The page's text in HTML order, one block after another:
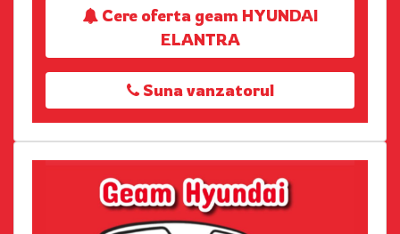
Cere oferta geam HYUNDAI
ELANTRA
Suna vanzatorul